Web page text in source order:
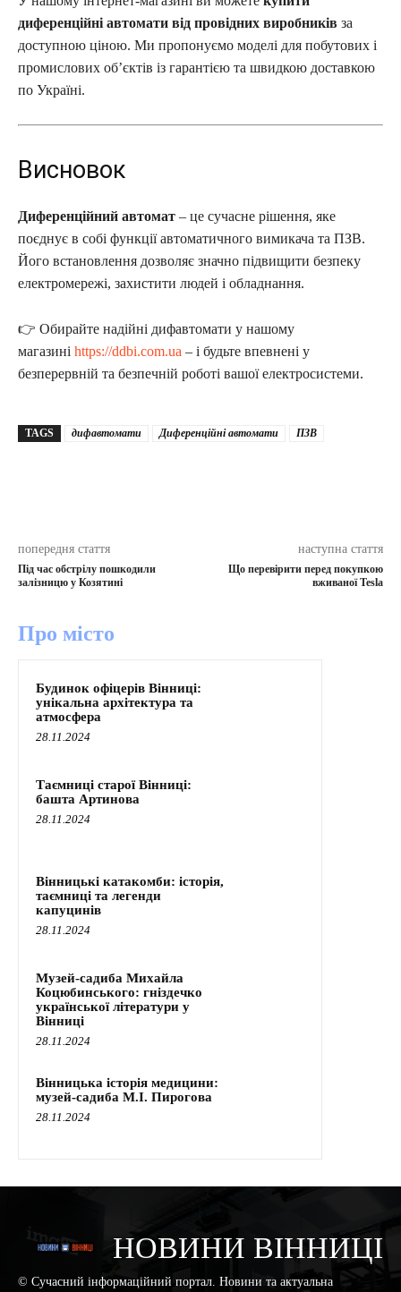
диференційні автомати від провідних виробників за
доступною ціною. Ми пропонуємо моделі для побутових і
промислових об’єктів із гарантією та швидкою доставкою
по Україні.
Висновок
Диференційний автомат – це сучасне рішення, яке
поєднує в собі функції автоматичного вимикача та ПЗВ.
Його встановлення дозволяє значно підвищити безпеку
електромережі, захистити людей і обладнання.
👉 Обирайте надійні дифавтомати у нашому
магазині https://ddbi.com.ua – і будьте впевнені у
безперервній та безпечній роботі вашої електросистеми.
TAGS дифавтомати Диференційні автомати ПЗВ
попередня стаття
Під час обстрілу пошкодили
залізницю у Козятині
наступна стаття
Що перевірити перед покупкою
вживаної Tesla
Про місто
Будинок офіцерів Вінниці:
унікальна архітектура та
атмосфера
28.11.2024
Таємниці старої Вінниці:
башта Артинова
28.11.2024
Вінницькі катакомби: історія,
таємниці та легенди
капуцинів
28.11.2024
Музей-садиба Михайла
Коцюбинського: гніздечко
української літератури у
Вінниці
28.11.2024
Вінницька історія медицини:
музей-садиба М.І. Пирогова
28.11.2024
НОВИНИ ВІННИЦІ
© Сучасний інформаційний портал. Новини та актуальна